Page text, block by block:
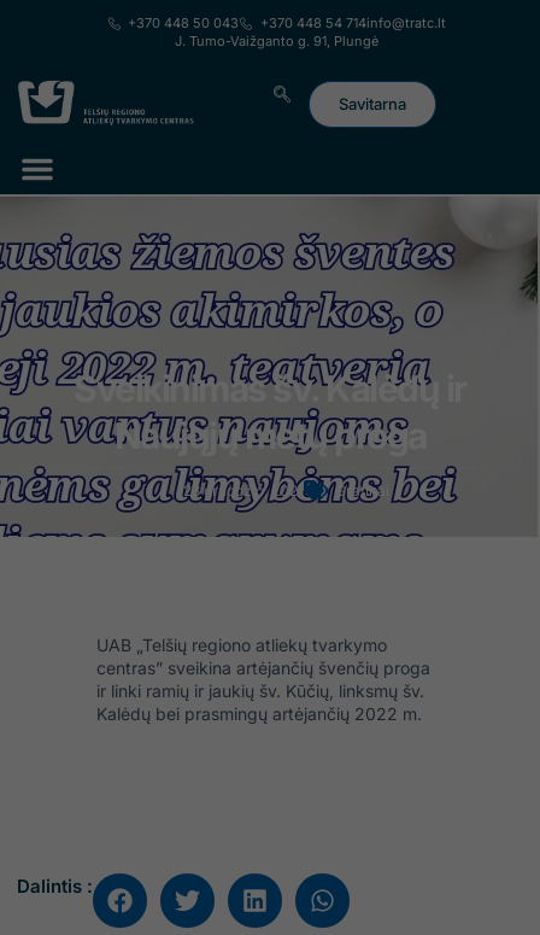
+370 448 50 043 +370 448 54 714info@tratc.lt
J. Tumo-Vaižganto g. 91, Plungė
Savitarna
Lorem ipsum dolor sit amet, consectetur adipiscing elit. Ut elit
tellus, luctus nec ullamcorper mattis, pulvinar dapibus leo.
Sveikinimas šv. Kalėdų ir
Naujųjų metų proga
23 gruodžio, 2021 Grafikai
UAB „Telšių regiono atliekų tvarkymo
centras” sveikina artėjančių švenčių proga
ir linki ramių ir jaukių šv. Kūčių, linksmų šv.
Kalėdų bei prasmingų artėjančių 2022 m.
Dalintis :